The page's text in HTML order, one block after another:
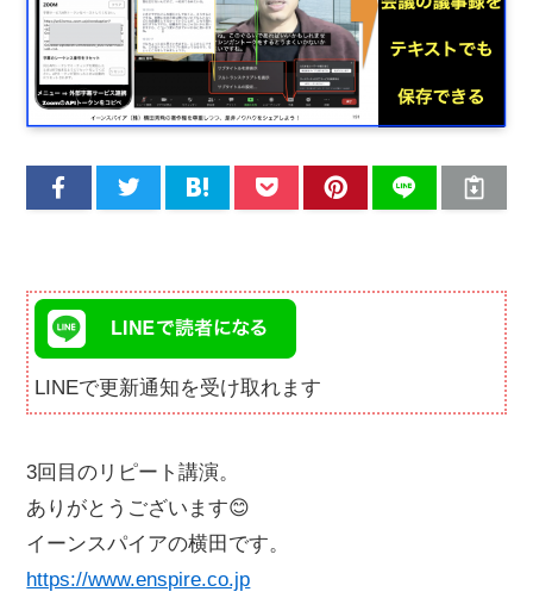
LINEで更新通知を受け取れます
3回目のリピート講演。
ありがとうございます😊
イーンスパイアの横田です。
https://www.enspire.co.jp